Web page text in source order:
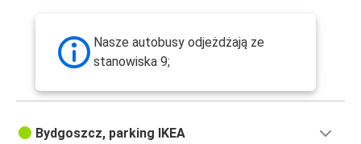
Nasze autobusy odjeżdżają ze
stanowiska 9;
Bydgoszcz, parking IKEA